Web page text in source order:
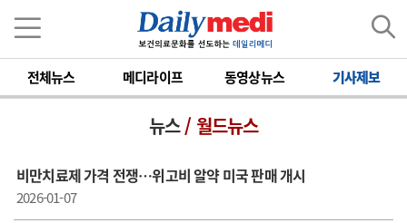
전체뉴스 메디라이프 동영상뉴스 기사제보
뉴스/ 월드뉴스
비만치료제 가격 전쟁…위고비 알약 미국 판매 개시
2026-01-07